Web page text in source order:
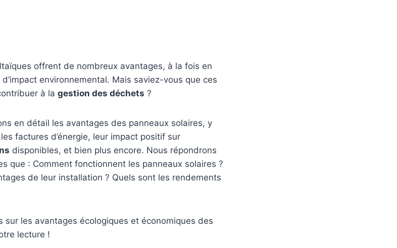
offrent de nombreux avantages, à la fois en
d’impact environnemental. Mais saviez-vous que ces
à la gestion des déchets ?
en détail les avantages des panneaux solaires, y
factures d’énergie, leur impact positif sur
disponibles, et bien plus encore. Nous répondrons
que : Comment fonctionnent les panneaux solaires ?
de leur installation ? Quels sont les rendements
sur les avantages écologiques et économiques des
lecture !